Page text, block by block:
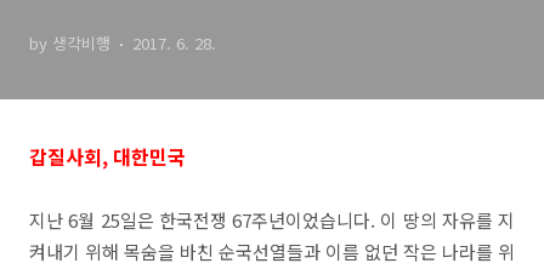
by 생각비행 2017. 6. 28.
갑질사회, 대한민국
지난 6월 25일은 한국전쟁 67주년이었습니다. 이 땅의 자유를 지
켜내기 위해 목숨을 바친 순국선열들과 이름 없던 작은 나라를 위